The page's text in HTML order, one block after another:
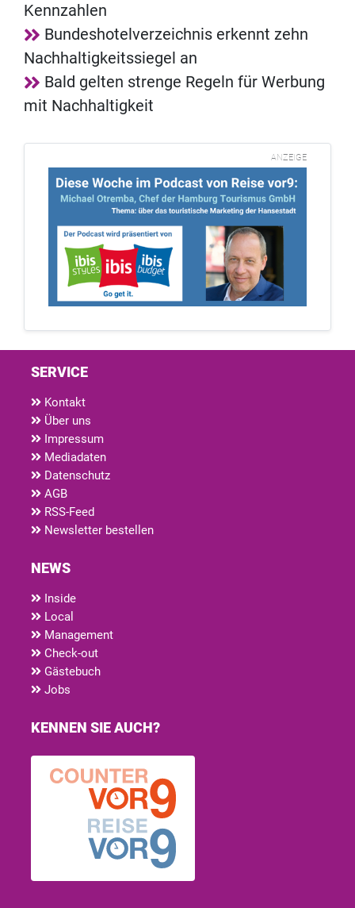
Kennzahlen
Bundeshotelverzeichnis erkennt zehn
Nachhaltigkeitssiegel an
Bald gelten strenge Regeln für Werbung
mit Nachhaltigkeit
ANZEIGE
SERVICE
Kontakt
Über uns
Impressum
Mediadaten
Datenschutz
AGB
RSS-Feed
Newsletter bestellen
NEWS
Inside
Local
Management
Check-out
Gästebuch
Jobs
KENNEN SIE AUCH?